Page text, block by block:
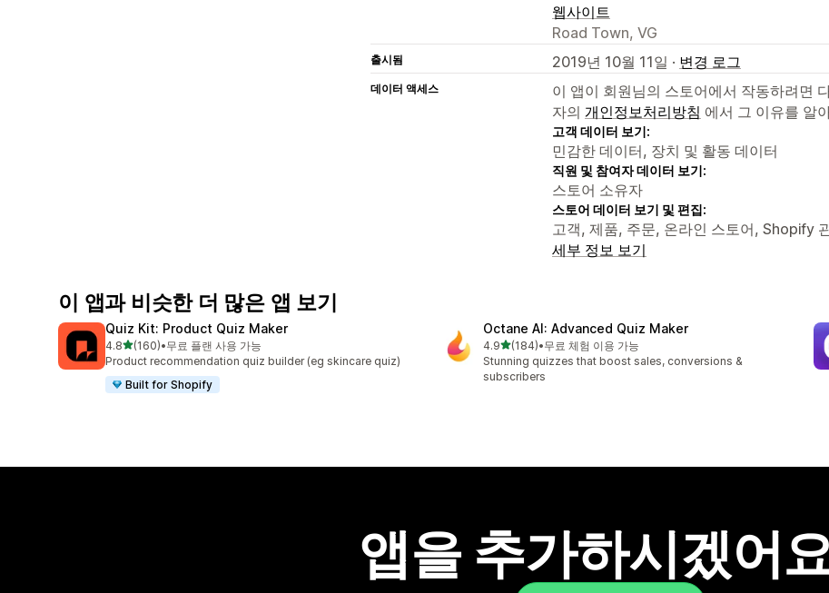
웹사이트
Road Town, VG
출시됨 2019년 10월 11일 · 변경 로그
데이터 액세스
이 앱이 회원님의 스토어에서 작동하려면
자의 개인정보처리방침 에서 그 이유를 알
고객 데이터 보기:
민감한 데이터, 장치 및 활동 데이터
직원 및 참여자 데이터 보기:
스토어 소유자
스토어 데이터 보기 및 편집:
고객, 제품, 주문, 온라인 스토어, Shopify
세부 정보 보기
이 앱과 비슷한 더 많은 앱 보기
Quiz Kit: Product Quiz Maker
4.8별 5개 중
(160)
총 리뷰 160개
•무료 플랜 사용 가능
Product recommendation quiz builder (eg skincare quiz)
Built for Shopify
Octane AI: Advanced Quiz Maker
4.9별 5개 중
(184)
총 리뷰 184개
•무료 체험 이용 가능
Stunning quizzes that boost sales, conversions &
subscribers
앱을 추가하시겠어